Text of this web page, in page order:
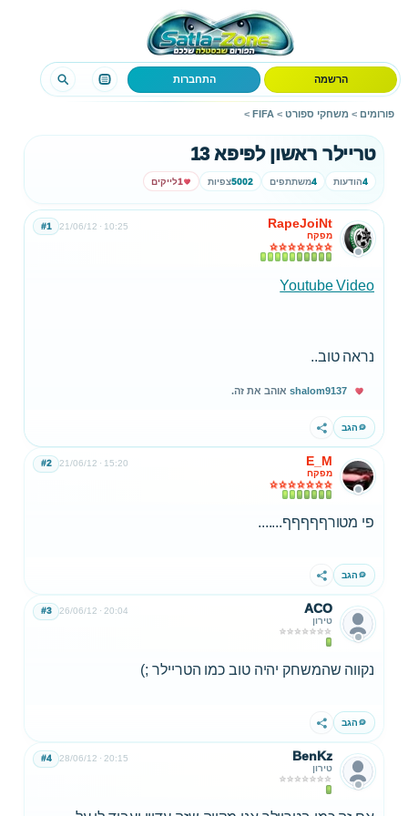
הרשמה התחברות
פורומים > משחקי ספורט >
FIFA
>
טריילר ראשון לפיפא 13
4הודעות 4משתתפים 5002צפיות 1לייקים
RapeJoiNt
מפקח
21/06/12 10:25
#1
Youtube Video
נראה טוב..
shalom9137 אוהב את זה.
הגב שתף
E_M
מפקח
21/06/12 15:20
#2
פי מטורףףףףף.......
הגב שתף
ACO
טירון
26/06/12 20:04
#3
נקווה שהמשחק יהיה טוב כמו הטריילר ;)
הגב שתף
BenKz
טירון
28/06/12 20:15
#4